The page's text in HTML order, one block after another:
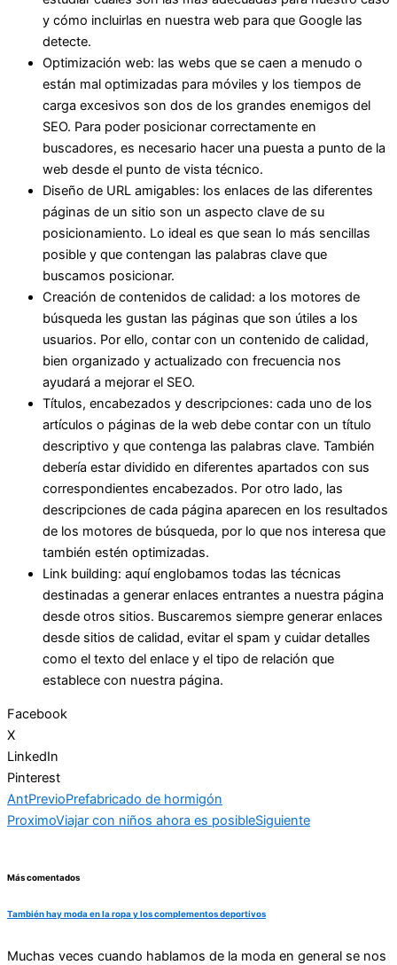
y cómo incluirlas en nuestra web para que Google las
detecte.
Optimización web: las webs que se caen a menudo o
están mal optimizadas para móviles y los tiempos de
carga excesivos son dos de los grandes enemigos del
SEO. Para poder posicionar correctamente en
buscadores, es necesario hacer una puesta a punto de la
web desde el punto de vista técnico.
Diseño de URL amigables: los enlaces de las diferentes
páginas de un sitio son un aspecto clave de su
posicionamiento. Lo ideal es que sean lo más sencillas
posible y que contengan las palabras clave que
buscamos posicionar.
Creación de contenidos de calidad: a los motores de
búsqueda les gustan las páginas que son útiles a los
usuarios. Por ello, contar con un contenido de calidad,
bien organizado y actualizado con frecuencia nos
ayudará a mejorar el SEO.
Títulos, encabezados y descripciones: cada uno de los
artículos o páginas de la web debe contar con un título
descriptivo y que contenga las palabras clave. También
debería estar dividido en diferentes apartados con sus
correspondientes encabezados. Por otro lado, las
descripciones de cada página aparecen en los resultados
de los motores de búsqueda, por lo que nos interesa que
también estén optimizadas.
Link building: aquí englobamos todas las técnicas
destinadas a generar enlaces entrantes a nuestra página
desde otros sitios. Buscaremos siempre generar enlaces
desde sitios de calidad, evitar el spam y cuidar detalles
como el texto del enlace y el tipo de relación que
establece con nuestra página.
Facebook
X
LinkedIn
Pinterest
AntPrevioPrefabricado de hormigón
ProximoViajar con niños ahora es posibleSiguiente
Más comentados
También hay moda en la ropa y los complementos deportivos
Muchas veces cuando hablamos de la moda en general se nos